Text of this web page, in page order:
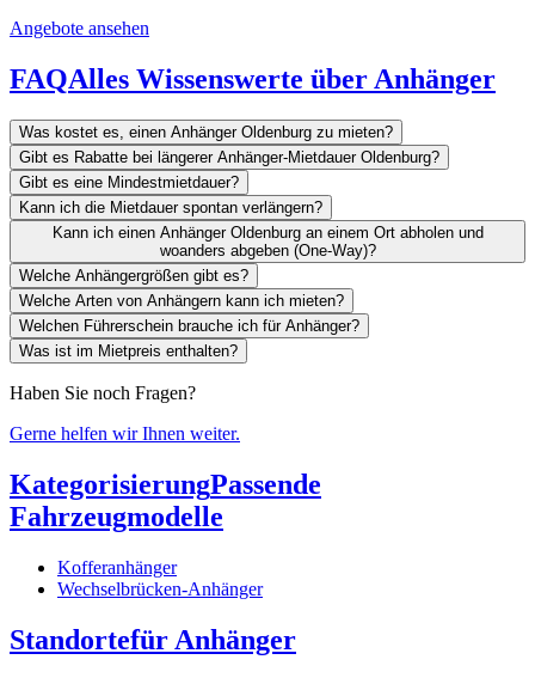
Angebote ansehen
FAQAlles Wissenswerte über Anhänger
Was kostet es, einen Anhänger Oldenburg zu mieten?
Gibt es Rabatte bei längerer Anhänger-Mietdauer Oldenburg?
Gibt es eine Mindestmietdauer?
Kann ich die Mietdauer spontan verlängern?
Kann ich einen Anhänger Oldenburg an einem Ort abholen und
woanders abgeben (One-Way)?
Welche Anhängergrößen gibt es?
Welche Arten von Anhängern kann ich mieten?
Welchen Führerschein brauche ich für Anhänger?
Was ist im Mietpreis enthalten?
Haben Sie noch Fragen?
Gerne helfen wir Ihnen weiter.
KategorisierungPassende
Fahrzeugmodelle
Kofferanhänger
Wechselbrücken-Anhänger
Standortefür Anhänger